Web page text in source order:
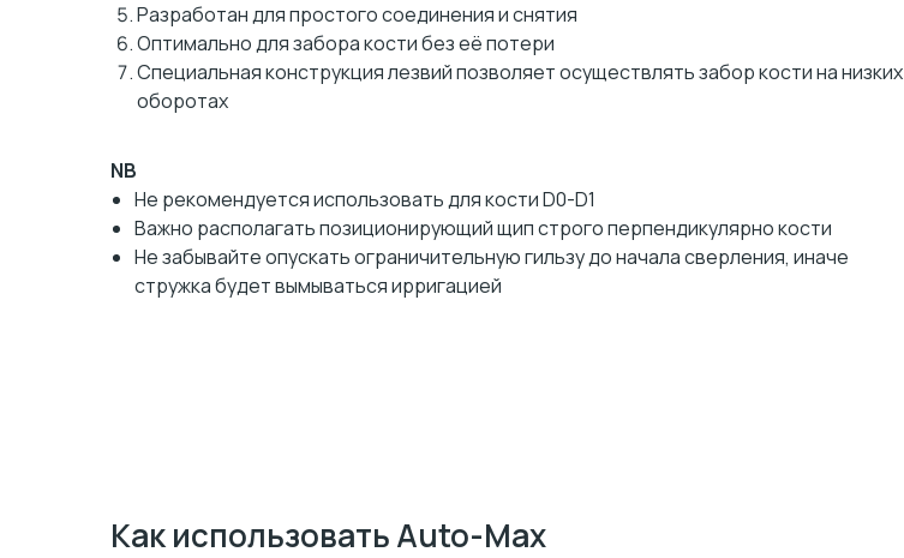
Разработан для простого соединения и снятия
Оптимально для забора кости без её потери
Специальная конструкция лезвий позволяет осуществлять забор кости на низких
оборотах
NB
Не рекомендуется использовать для кости D0-D1
Важно располагать позиционирующий щип строго перпендикулярно кости
Не забывайте опускать ограничительную гильзу до начала сверления, иначе
стружка будет вымываться ирригацией
Как использовать Auto-Max